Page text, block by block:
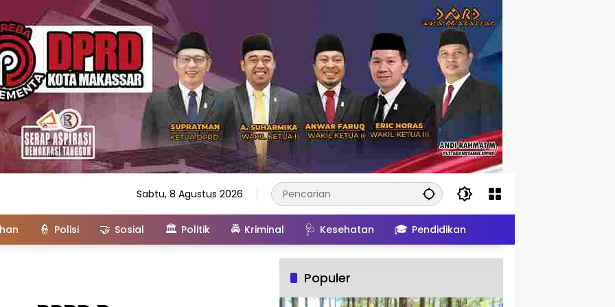
Sabtu, 8 Agustus 2026
👮 Polisi 🤝 Sosial 🏛️ Politik 🚔 Kriminal 🩺 Kesehatan 🎓 Pendidikan
Populer